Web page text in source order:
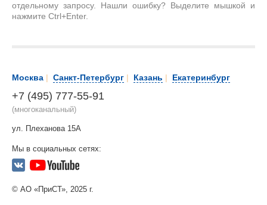
отдельному запросу. Нашли ошибку? Выделите мышкой и
нажмите Ctrl+Enter.
Москва | Санкт-Петербург | Казань | Екатеринбург
+7 (495) 777-55-91
(многоканальный)
ул. Плеханова 15А
Мы в социальных сетях:
© АО «ПриСТ», 2025 г.